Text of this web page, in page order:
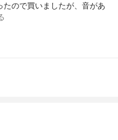
ので買いましたが、音があ